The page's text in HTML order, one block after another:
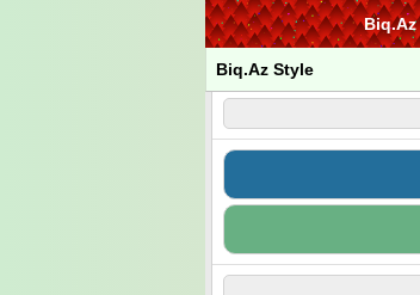
Biq.Az
Biq.Az Style